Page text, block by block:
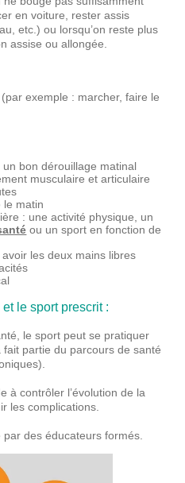
en voiture, rester assis
etc.) ou lorsqu’on reste plus
assise ou allongée.
exemple : marcher, faire le
bon dérouillage matinal
musculaire et articulaire
le matin
: une activité physique, un
ou un sport en fonction de
les deux mains libres
le sport prescrit :
le sport peut se pratiquer
partie du parcours de santé
à contrôler l’évolution de la
les complications.
des éducateurs formés.